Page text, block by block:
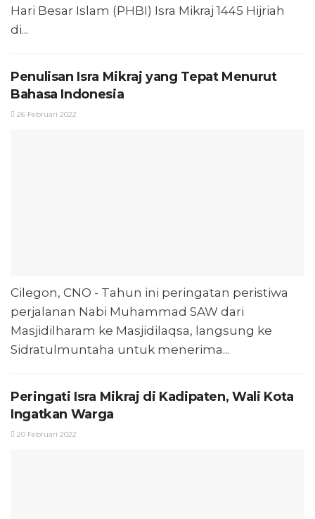
Hari Besar Islam (PHBI) Isra Mikraj 1445 Hijriah
di...
Penulisan Isra Mikraj yang Tepat Menurut
Bahasa Indonesia
26 Februari 2022
Cilegon, CNO - Tahun ini peringatan peristiwa
perjalanan Nabi Muhammad SAW dari
Masjidilharam ke Masjidilaqsa, langsung ke
Sidratulmuntaha untuk menerima...
Peringati Isra Mikraj di Kadipaten, Wali Kota
Ingatkan Warga
20 Februari 2022